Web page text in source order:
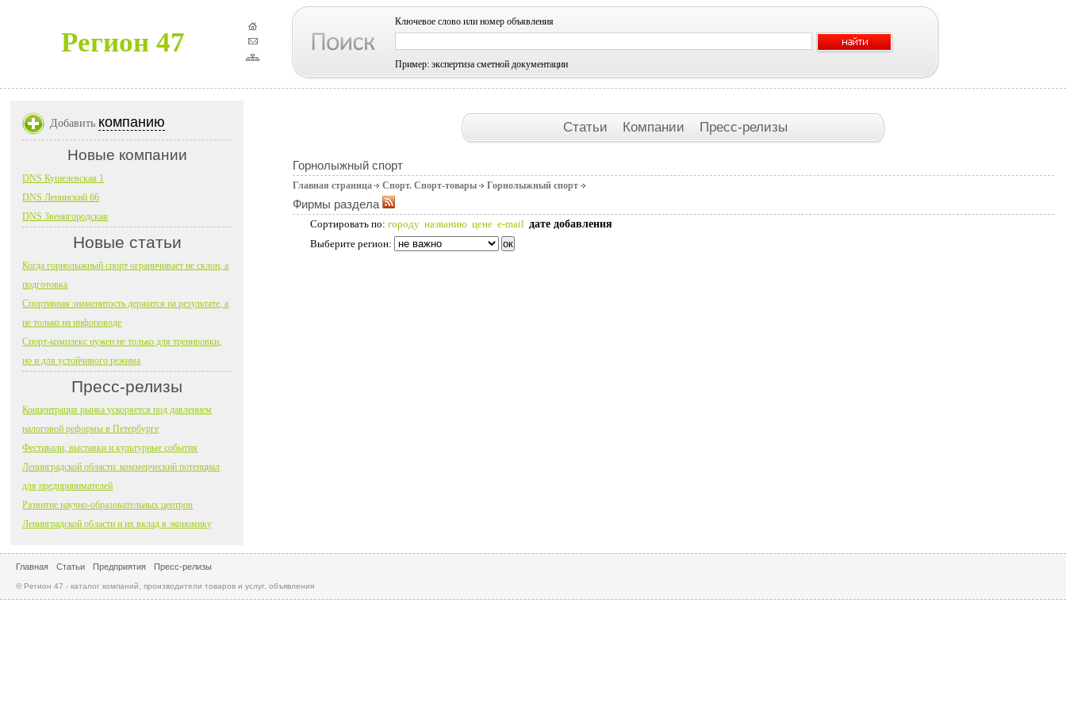
Регион 47
Ключевое слово или номер объявления
Пример: экспертиза сметной документации
Статьи Компании Пресс-релизы
Горнолыжный спорт
Главная страница Спорт. Спорт-товары Горнолыжный спорт
Фирмы раздела
Сортировать по: городу названию цене e-mail дате добавления
Выберите регион:
Добавить компанию
Новые компании
DNS Кушелевская 1
DNS Ленинский 66
DNS Звенигородская
Новые статьи
Когда горнолыжный спорт ограничивает не склон, а
подготовка
Спортивная знаменитость держится на результате, а
не только на инфоповоде
Спорт-комплекс нужен не только для тренировки,
но и для устойчивого режима
Пресс-релизы
Концентрация рынка ускоряется под давлением
налоговой реформы в Петербурге
Фестивали, выставки и культурные события
Ленинградской области: коммерческий потенциал
для предпринимателей
Развитие научно-образовательных центров
Ленинградской области и их вклад в экономику
Главная Статьи Предприятия Пресс-релизы
© Регион 47 - каталог компаний, производители товаров и услуг, объявления